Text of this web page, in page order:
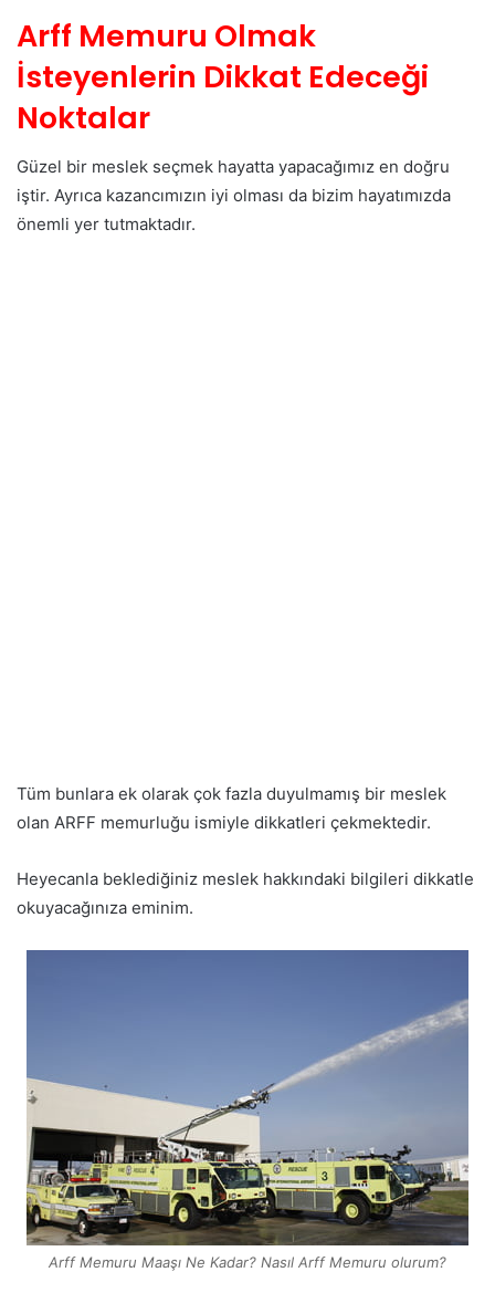
Arff Memuru Olmak
İsteyenlerin Dikkat Edeceği
Noktalar
Güzel bir meslek seçmek hayatta yapacağımız en doğru
iştir. Ayrıca kazancımızın iyi olması da bizim hayatımızda
önemli yer tutmaktadır.
Tüm bunlara ek olarak çok fazla duyulmamış bir meslek
olan ARFF memurluğu ismiyle dikkatleri çekmektedir.
Heyecanla beklediğiniz meslek hakkındaki bilgileri dikkatle
okuyacağınıza eminim.
Arff Memuru Maaşı Ne Kadar? Nasıl Arff Memuru olurum?